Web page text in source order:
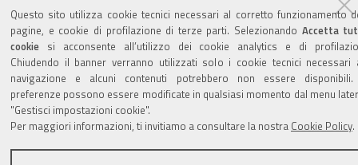
Questo sito utilizza cookie tecnici necessari al corretto funzionamento
pagine, e cookie di profilazione di terze parti. Selezionando Accetta
cookie si acconsente all’utilizzo dei cookie analytics e di
Chiudendo il banner verranno utilizzati solo i cookie tecnici necessari
navigazione e alcuni contenuti potrebbero non essere
preferenze possono essere modificate in qualsiasi momento dal menu
"Gestisci impostazioni cookie".
Per maggiori informazioni, ti invitiamo a consultare la nostra Cookie Policy.
Sito istituzionale Comune di Zola Predosa
Privacy policy|DPO|